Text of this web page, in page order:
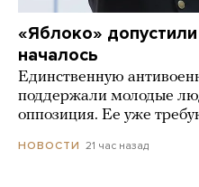
«Яблоко»
началось
Единственную
поддержали молодые
оппозиция. Ее уже
НОВОСТИ 21 час назад